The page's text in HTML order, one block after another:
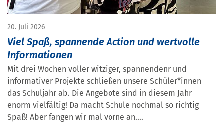
20. Juli 2026
Viel Spaß, spannende Action und wertvolle
Informationen
Mit drei Wochen voller witziger, spannendenr und
informativer Projekte schließen unsere Schüler*innen
das Schuljahr ab. Die Angebote sind in diesem Jahr
enorm vielfältig! Da macht Schule nochmal so richtig
Spaß! Aber fangen wir mal vorne an....